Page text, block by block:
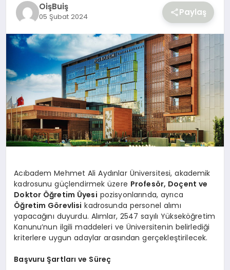
OişBuiş
05 Şubat 2024 Paylaş
Acıbadem Mehmet Ali Aydınlar Üniversitesi, akademik
kadrosunu güçlendirmek üzere Profesör, Doçent ve
Doktor Öğretim Üyesi pozisyonlarında, ayrıca
Öğretim Görevlisi kadrosunda personel alımı
yapacağını duyurdu. Alımlar, 2547 sayılı Yükseköğretim
Kanunu’nun ilgili maddeleri ve Üniversitenin belirlediği
kriterlere uygun adaylar arasından gerçekleştirilecek.
Başvuru Şartları ve Süreç